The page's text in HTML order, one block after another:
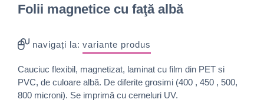
Folii magnetice cu faţă albă
navigați la: variante produs
Cauciuc flexibil, magnetizat, laminat cu film din PET si
PVC, de culoare albă. De diferite grosimi (400 , 450 , 500,
800 microni). Se imprimă cu cerneluri UV.